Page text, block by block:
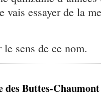
vais essayer de la
sens de ce nom.
Buttes-Chaumont